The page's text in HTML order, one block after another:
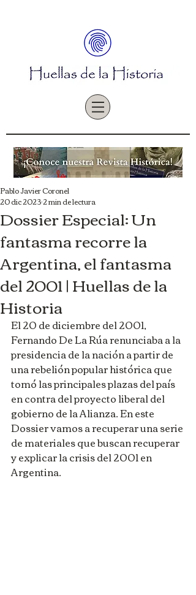
Dossier Especial: Un
fantasma recorre la
Argentina, el fantasma
del 2001 | Huellas de la
Historia
Pablo Javier Coronel
20 dic 20232 min de lectura
El 20 de diciembre del 2001,
Fernando De La Rúa renunciaba a la
presidencia de la nación a partir de
una rebelión popular histórica que
tomó las principales plazas del país
en contra del proyecto liberal del
gobierno de la Alianza. En este
Dossier vamos a recuperar una serie
de materiales que buscan recuperar
y explicar la crisis del 2001 en
Argentina.